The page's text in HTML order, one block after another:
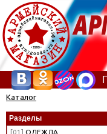
Каталог
Разделы
[01] ОДЕЖДА